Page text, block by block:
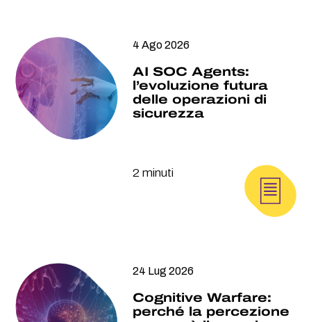
4 Ago 2026
AI SOC Agents:
l’evoluzione futura
delle operazioni di
sicurezza
2 minuti
24 Lug 2026
Cognitive Warfare:
perché la percezione